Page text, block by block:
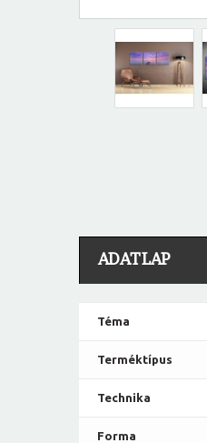
ADATLAP
Téma
Terméktípus
Technika
Forma